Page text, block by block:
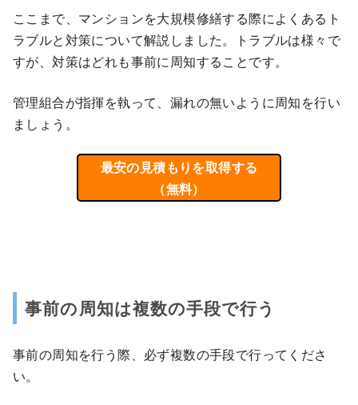
ここまで、マンションを大規模修繕する際によくあるト
ラブルと対策について解説しました。トラブルは様々で
すが、対策はどれも事前に周知することです。
管理組合が指揮を執って、漏れの無いように周知を行い
ましょう。
最安の見積もりを取得する
（無料）
事前の周知は複数の手段で行う
事前の周知を行う際、必ず複数の手段で行ってくださ
い。